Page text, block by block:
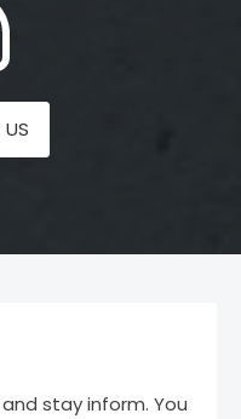
stay inform. You